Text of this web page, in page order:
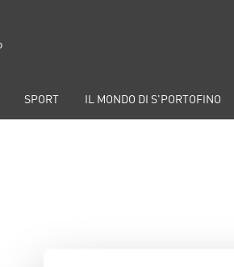
SPORT IL MONDO DI S'PORTOFINO